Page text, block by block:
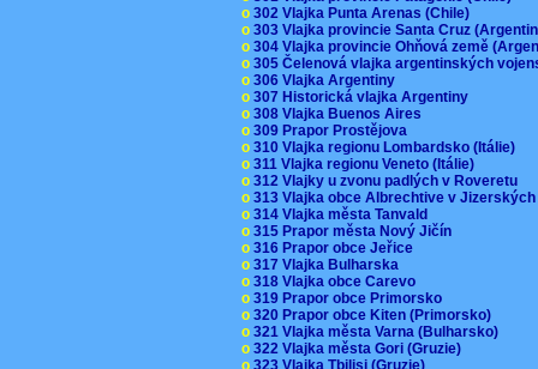
o 302 Vlajka Punta Arenas (Chile)
o 303 Vlajka provincie Santa Cruz
o 304 Vlajka provincie Ohňová země
o 305 Čelenová vlajka argentinských
o 306 Vlajka Argentiny
o 307 Historická vlajka Argentiny
o 308 Vlajka Buenos Aires
o 309 Prapor Prostějova
o 310 Vlajka regionu Lombardsko (Itálie)
o 311 Vlajka regionu Veneto (Itálie)
o 312 Vlajky u zvonu padlých v Roveretu
o 313 Vlajka obce Albrechtive v
o 314 Vlajka města Tanvald
o 315 Prapor města Nový Jičín
o 316 Prapor obce Jeřice
o 317 Vlajka Bulharska
o 318 Vlajka obce Carevo
o 319 Prapor obce Primorsko
o 320 Prapor obce Kiten (Primorsko)
o 321 Vlajka města Varna (Bulharsko)
o 322 Vlajka města Gori (Gruzie)
o 323 Vlajka Tbilisi (Gruzie)